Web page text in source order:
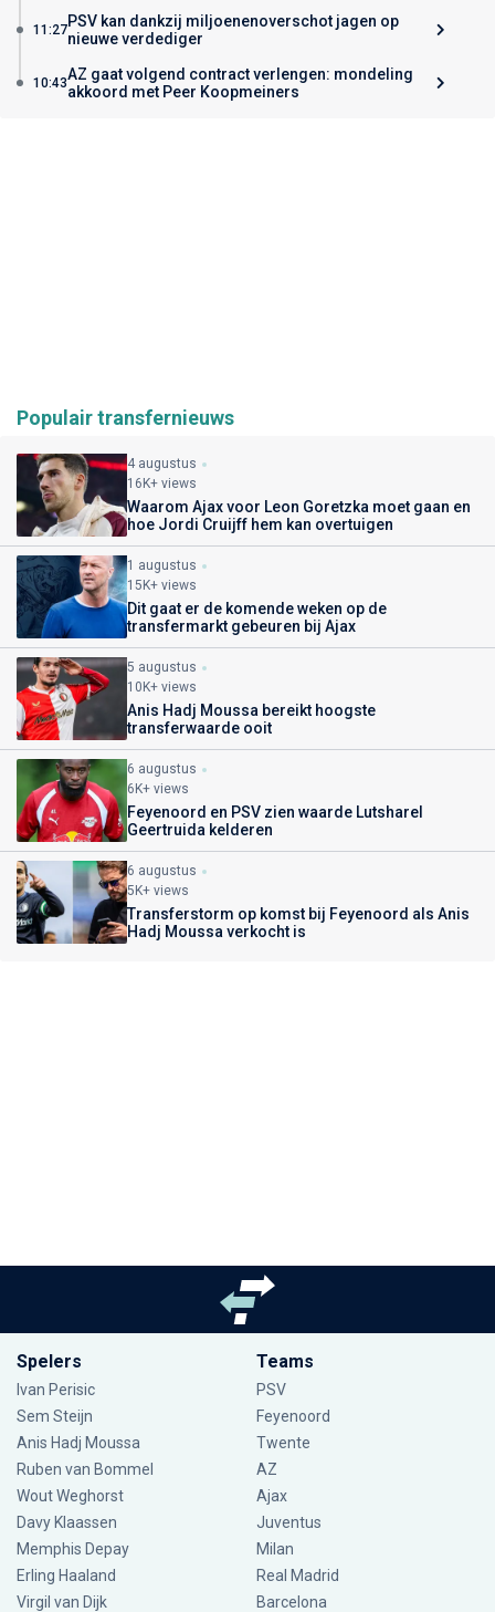
11:27PSV kan dankzij miljoenenoverschot jagen op
nieuwe verdediger
10:43AZ gaat volgend contract verlengen: mondeling
akkoord met Peer Koopmeiners
Populair transfernieuws
4 augustus
16K+ views
Waarom Ajax voor Leon Goretzka moet gaan en
hoe Jordi Cruijff hem kan overtuigen
1 augustus
15K+ views
Dit gaat er de komende weken op de
transfermarkt gebeuren bij Ajax
5 augustus
10K+ views
Anis Hadj Moussa bereikt hoogste
transferwaarde ooit
6 augustus
6K+ views
Feyenoord en PSV zien waarde Lutsharel
Geertruida kelderen
6 augustus
5K+ views
Transferstorm op komst bij Feyenoord als Anis
Hadj Moussa verkocht is
Spelers
Ivan Perisic
Sem Steijn
Anis Hadj Moussa
Ruben van Bommel
Wout Weghorst
Davy Klaassen
Memphis Depay
Erling Haaland
Virgil van Dijk
Teams
PSV
Feyenoord
Twente
AZ
Ajax
Juventus
Milan
Real Madrid
Barcelona